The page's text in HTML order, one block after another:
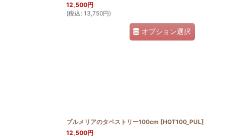
12,500円
(税込 : 13,750円)
オプション選択
プルメリアのタペストリー100cm [HQT100_PUL]
12,500円